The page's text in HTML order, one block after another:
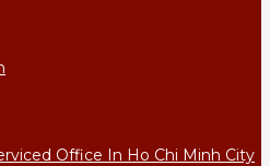
Office In Ho Chi Minh City